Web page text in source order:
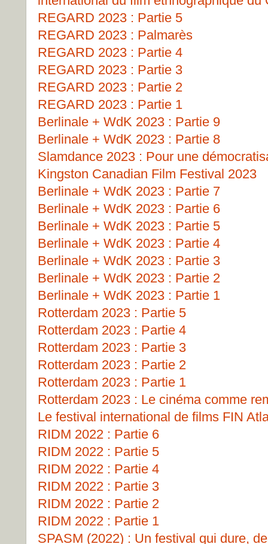
REGARD 2023 : Partie 5
REGARD 2023 : Palmarès
REGARD 2023 : Partie 4
REGARD 2023 : Partie 3
REGARD 2023 : Partie 2
REGARD 2023 : Partie 1
Berlinale + WdK 2023 : Partie 9
Berlinale + WdK 2023 : Partie 8
Slamdance 2023 : Pour une
Kingston Canadian Film Festival 2023
Berlinale + WdK 2023 : Partie 7
Berlinale + WdK 2023 : Partie 6
Berlinale + WdK 2023 : Partie 5
Berlinale + WdK 2023 : Partie 4
Berlinale + WdK 2023 : Partie 3
Berlinale + WdK 2023 : Partie 2
Berlinale + WdK 2023 : Partie 1
Rotterdam 2023 : Partie 5
Rotterdam 2023 : Partie 4
Rotterdam 2023 : Partie 3
Rotterdam 2023 : Partie 2
Rotterdam 2023 : Partie 1
Rotterdam 2023 : Le cinéma comme
Le festival international de films FIN
RIDM 2022 : Partie 6
RIDM 2022 : Partie 5
RIDM 2022 : Partie 4
RIDM 2022 : Partie 3
RIDM 2022 : Partie 2
RIDM 2022 : Partie 1
SPASM (2022) : Un festival qui dure,